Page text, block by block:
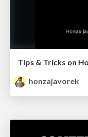
Tips & Tricks on
honzajavorek